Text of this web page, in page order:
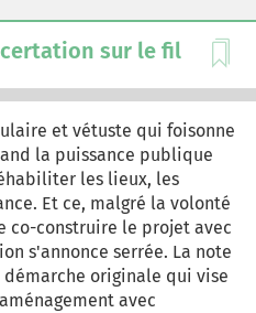
sur le fil
et vétuste qui foisonne
la puissance publique
les lieux, les
Et ce, malgré la volonté
co-construire le projet avec
s'annonce serrée. La note
originale qui vise
avec